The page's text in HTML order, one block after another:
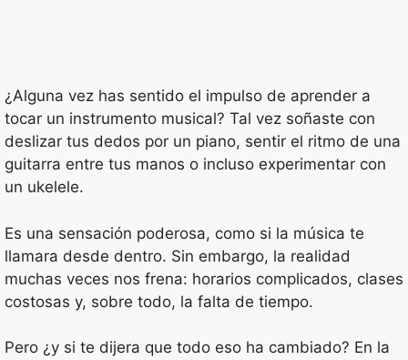
¿Alguna vez has sentido el impulso de aprender a
tocar un instrumento musical? Tal vez soñaste con
deslizar tus dedos por un piano, sentir el ritmo de una
guitarra entre tus manos o incluso experimentar con
un ukelele.
Es una sensación poderosa, como si la música te
llamara desde dentro. Sin embargo, la realidad
muchas veces nos frena: horarios complicados, clases
costosas y, sobre todo, la falta de tiempo.
Pero ¿y si te dijera que todo eso ha cambiado? En la